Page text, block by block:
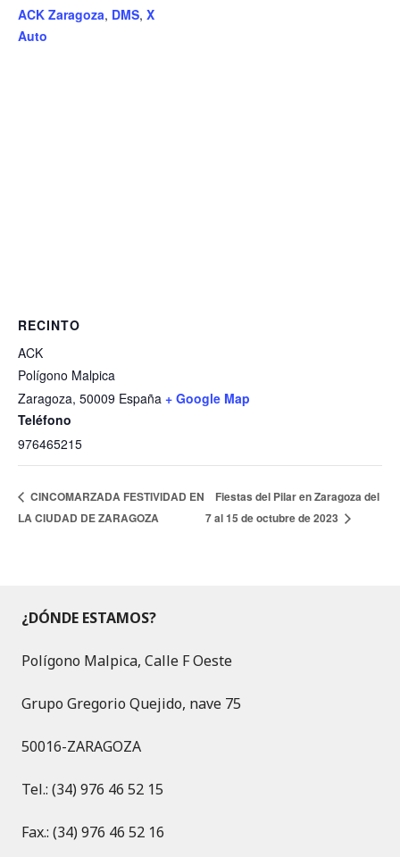
ACK Zaragoza, DMS, X
Auto
RECINTO
ACK
Polígono Malpica
Zaragoza, 50009 España + Google Map
Teléfono
976465215
CINCOMARZADA FESTIVIDAD EN
LA CIUDAD DE ZARAGOZA
Fiestas del Pilar en Zaragoza del
7 al 15 de octubre de 2023
¿DÓNDE ESTAMOS?
Polígono Malpica, Calle F Oeste
Grupo Gregorio Quejido, nave 75
50016-ZARAGOZA
Tel.: (34) 976 46 52 15
Fax.: (34) 976 46 52 16